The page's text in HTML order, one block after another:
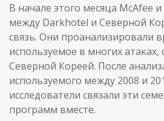
В начале этого месяца McAfee
между Darkhotel и Северной
связь. Они проанализировали
используемое в многих атаках,
Северной Кореей. После
используемого между 2008 и
исследователи связали эти
программ вместе.